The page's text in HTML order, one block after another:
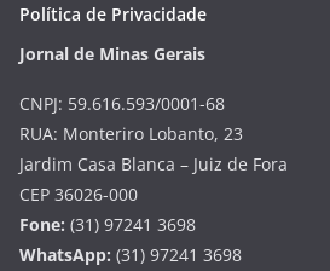
Política de Privacidade
Jornal de Minas Gerais
CNPJ: 59.616.593/0001-68
RUA: Monteriro Lobanto, 23
Jardim Casa Blanca – Juiz de Fora
CEP 36026-000
Fone: (31) 97241 3698
WhatsApp: (31) 97241 3698